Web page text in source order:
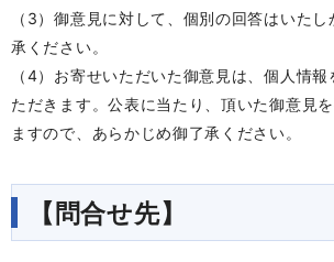
（3）御意見に対して、個別の回答はいた
承ください。
（4）お寄せいただいた御意見は、個人情
ただきます。公表に当たり、頂いた御意見
ますので、あらかじめ御了承ください。
【問合せ先】